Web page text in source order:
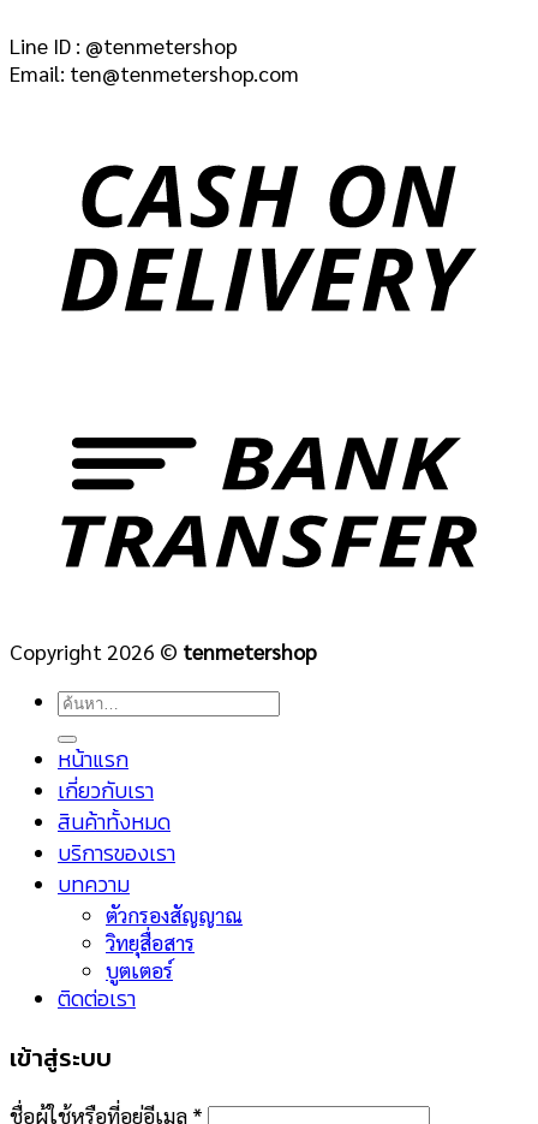
Line ID : @tenmetershop
Email: ten@tenmetershop.com
Copyright 2026 © tenmetershop
ค้นหา:
หน้าแรก
เกี่ยวกับเรา
สินค้าทั้งหมด
บริการของเรา
บทความ
ตัวกรองสัญญาณ
วิทยุสื่อสาร
บูตเตอร์
ติดต่อเรา
เข้าสู่ระบบ
ชื่อผู้ใช้หรือที่อยู่อีเมล *